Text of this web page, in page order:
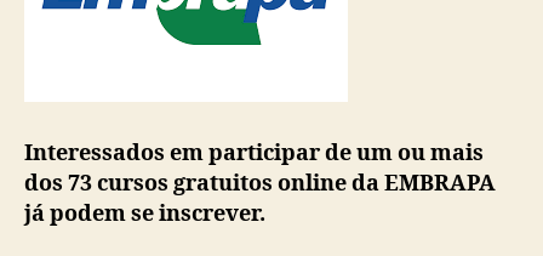
Interessados em participar de um ou mais
dos 73 cursos gratuitos online da EMBRAPA
já podem se inscrever.